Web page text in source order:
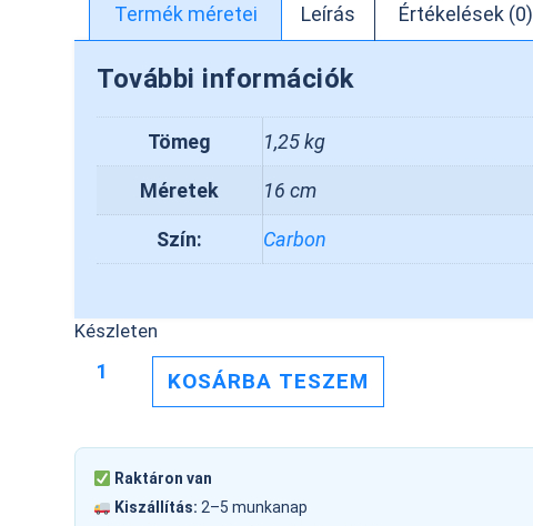
Termék méretei Leírás Értékelések (0)
További információk
Tömeg 1,25 kg
Méretek 16 cm
Szín: Carbon
Készleten
KOSÁRBA TESZEM
Raktáron van
Kiszállítás: 2–5 munkanap